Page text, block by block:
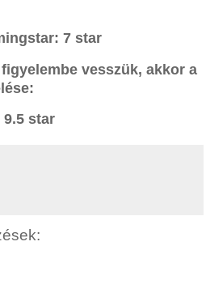
7 star
vesszük, akkor a
9.5 star